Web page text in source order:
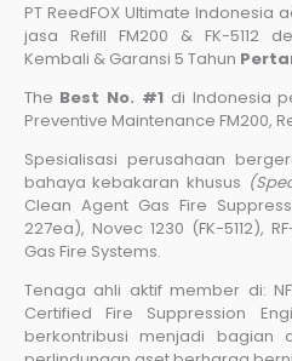
PT ReedFOX Ultimate
jasa Refill FM200 & FK-5112
Kembali & Garansi 5 Tahun
The Best No. #1di Indonesia
Preventive Maintenance FM200,
Spesialisasi perusahaan
bahaya kebakaran khusus
Clean Agent Gas Fire
227ea), Novec 1230 (FK-5112),
Gas Fire Systems.
Tenaga ahli aktif member di:
Certified Fire Suppression
berkontribusi menjadi bagian